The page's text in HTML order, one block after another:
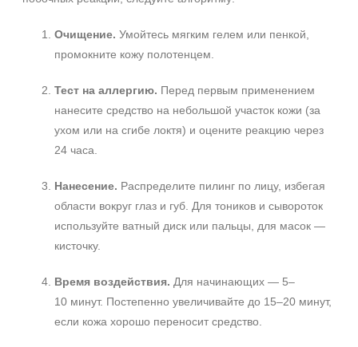
Очищение. Умойтесь мягким гелем или пенкой,
промокните кожу полотенцем.
Тест на аллергию. Перед первым применением
нанесите средство на небольшой участок кожи (за
ухом или на сгибе локтя) и оцените реакцию через
24 часа.
Нанесение. Распределите пилинг по лицу, избегая
области вокруг глаз и губ. Для тоников и сывороток
используйте ватный диск или пальцы, для масок —
кисточку.
Время воздействия. Для начинающих — 5–
10 минут. Постепенно увеличивайте до 15–20 минут,
если кожа хорошо переносит средство.